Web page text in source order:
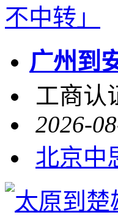
广州到
工商认
2026-
北京中